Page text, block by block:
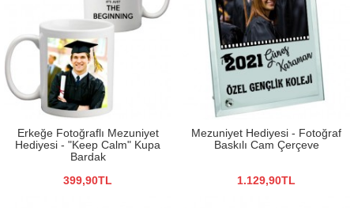
Erkeğe Fotoğraflı Mezuniyet
Hediyesi - "Keep Calm" Kupa
Bardak
399,90TL
Mezuniyet Hediyesi - Fotoğraf
Baskılı Cam Çerçeve
1.129,90TL